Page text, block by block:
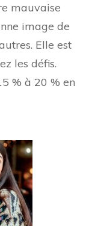
mauvaise
image de
Elle est
les défis.
% à 20 % en